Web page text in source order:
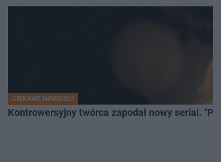
CIEKAWE NOWOŚCI
Kontrowersyjny twórca zapodał nowy serial.